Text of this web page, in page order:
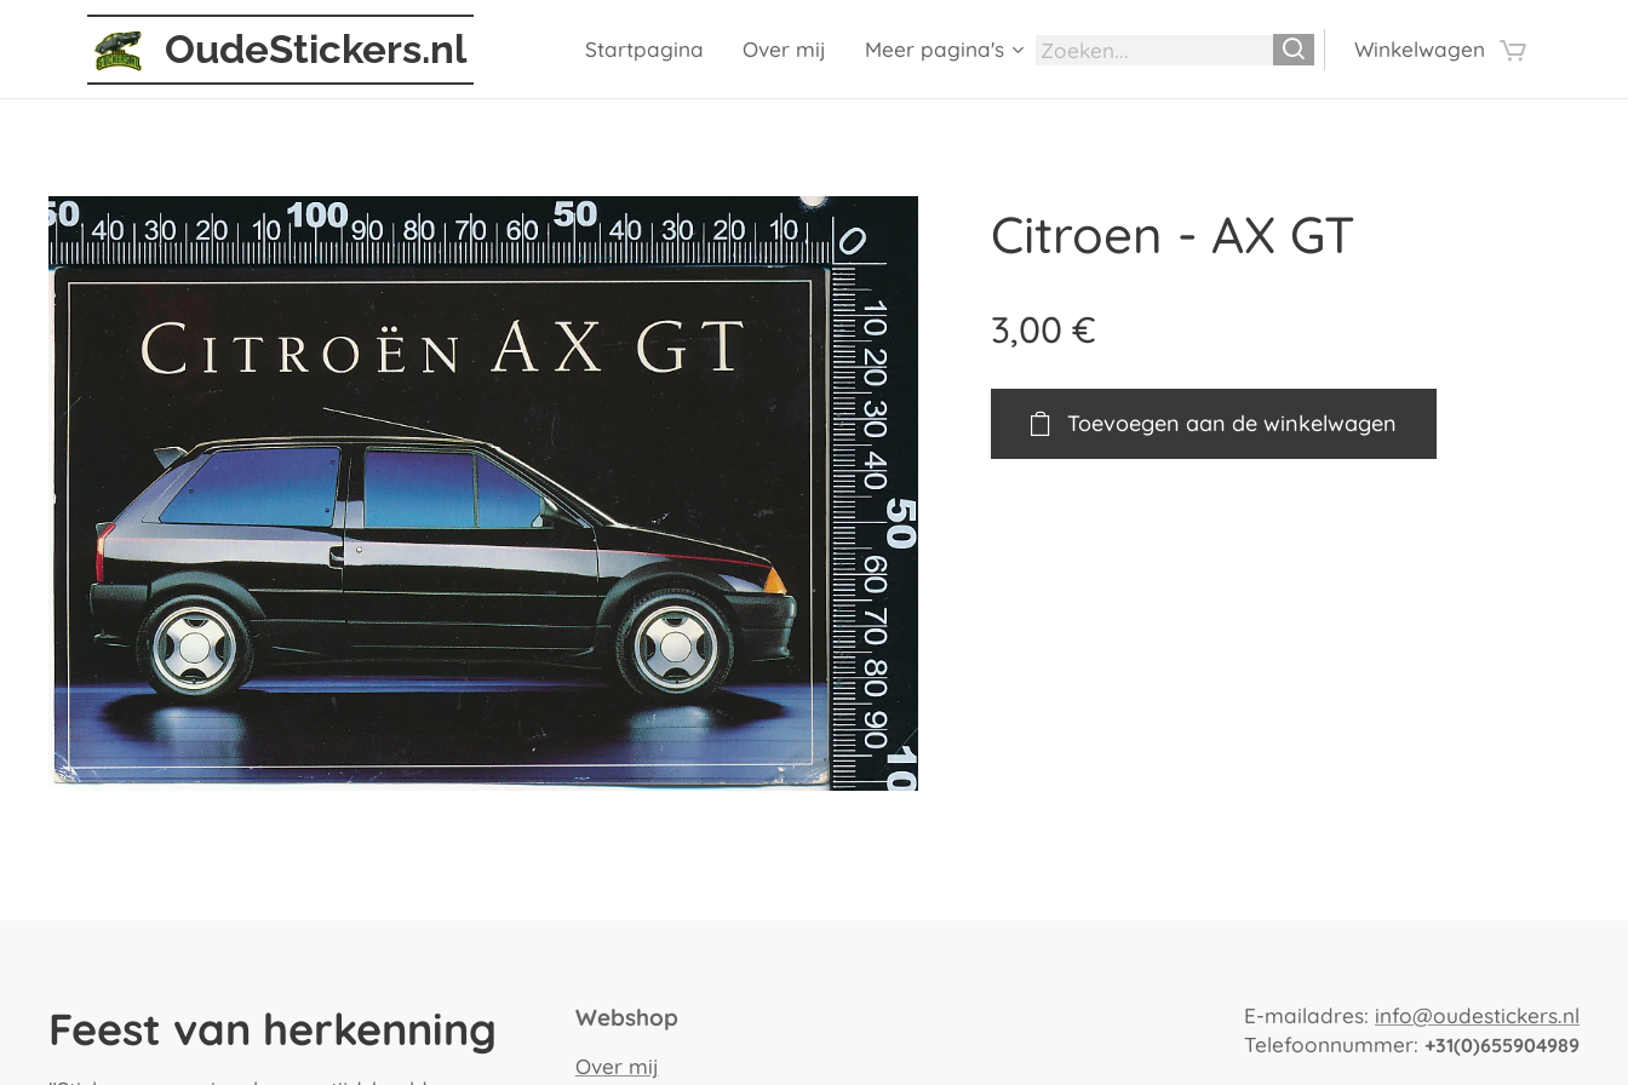
OudeStickers.nl Startpagina Over mij Meer pagina's Winkelwagen
Citroen - AX GT
3,00 €
Toevoegen aan de winkelwagen
Feest van herkenning Webshop
Over mij
E-mailadres: info@oudestickers.nl
Telefoonnummer: +31(0)655904989